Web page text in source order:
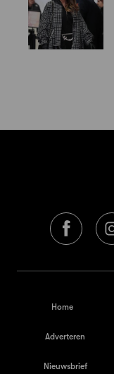
Home
Adverteren
Nieuwsbrief